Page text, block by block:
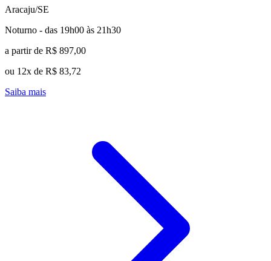
Aracaju/SE
Noturno - das 19h00 às 21h30
a partir de R$ 897,00
ou 12x de R$ 83,72
Saiba mais